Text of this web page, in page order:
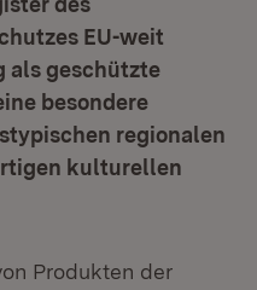
EU-weit
als geschützte
besondere
regionalen
kulturellen
Produkten der